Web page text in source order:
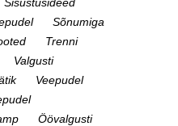
Sõnumiga
Trenni
Valgusti
Veepudel
Öövalgusti